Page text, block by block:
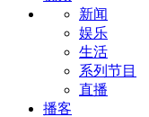
新闻
娱乐
生活
系列节目
直播
播客